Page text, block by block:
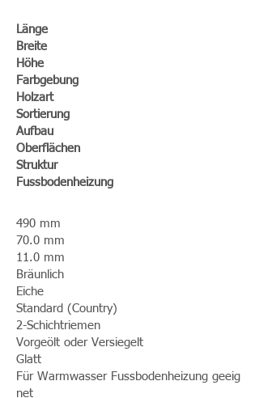
Länge
Breite
Höhe
Farbgebung
Holzart
Sortierung
Aufbau
Oberflächen
Struktur
Fussbodenheizung
490 mm
70.0 mm
11.0 mm
Bräunlich
Eiche
Standard (Country)
2-Schichtriemen
Vorgeölt oder Versiegelt
Glatt
Für Warmwasser Fussbodenheizung geeig
net